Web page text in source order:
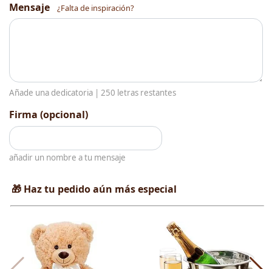
Mensaje ¿Falta de inspiración?
Añade una dedicatoria | 250 letras restantes
Firma (opcional)
añadir un nombre a tu mensaje
🎁 Haz tu pedido aún más especial